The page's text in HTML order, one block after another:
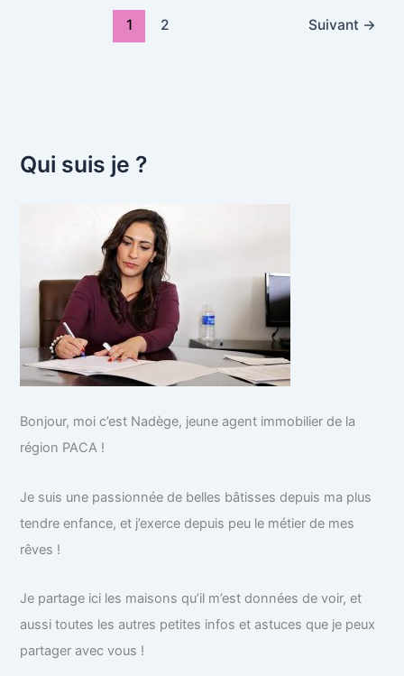
1 2 Suivant →
Qui suis je ?
Bonjour, moi c’est Nadège, jeune agent immobilier de la
région PACA !
Je suis une passionnée de belles bâtisses depuis ma plus
tendre enfance, et j’exerce depuis peu le métier de mes
rêves !
Je partage ici les maisons qu’il m’est données de voir, et
aussi toutes les autres petites infos et astuces que je peux
partager avec vous !